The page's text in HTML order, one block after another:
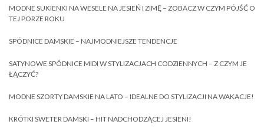
MODNE SUKIENKI NA WESELE NA JESIEŃ I ZIMĘ – ZOBACZ W CZYM PÓJŚĆ O
TEJ PORZE ROKU
SPÓDNICE DAMSKIE – NAJMODNIEJSZE TENDENCJE
SATYNOWE SPÓDNICE MIDI W STYLIZACJACH CODZIENNYCH – Z CZYM JE
ŁĄCZYĆ?
MODNE SZORTY DAMSKIE NA LATO – IDEALNE DO STYLIZACJI NA WAKACJE!
KRÓTKI SWETER DAMSKI – HIT NADCHODZĄCEJ JESIENI!